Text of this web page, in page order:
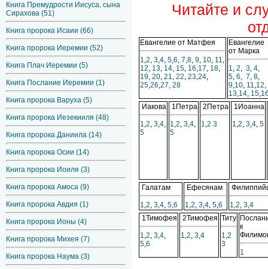
Книга Премудрости Иисуса, сына
Сирахова (51)
Книга пророка Исаии (66)
Книга пророка Иеремии (52)
Книга Плач Иеремии (5)
Книга Послание Иеремии (1)
Книга пророка Варуха (5)
Книга пророка Иезекииля (48)
Книга пророка Даниила (14)
Книга пророка Осии (14)
Книга пророка Иоиля (3)
Книга пророка Амоса (9)
Книга пророка Авдия (1)
Книга пророка Ионы (4)
Книга пророка Михея (7)
Книга пророка Наума (3)
Читайте и
Евангелие от Матфея
1,2, 3,4, 5,6, 7,8, 9, 10, 11,
12, 13, 14, 15, 16,17, 18,
19, 20, 21, 22, 23,24,
25,26,27, 28
Евангелие
от Марка
1, 2, 3, 4,
5, 6, 7, 8,
9,10, 11,12,
13,14, 15,
Иакова
1,2, 3,4,
5
1Петра
1,2, 3,4,
5
2Петра
1,2 3
1Иоанна
1,2, 3,4, 5
Галатам
1,2, 3,4, 5,6
Ефесянам
1,2, 3,4, 5,6 1,2, 3,4
1Тимофея
1,2, 3,4,
5,6
2Тимофея
1,2, 3,4
Титу
1,2
3
к
1